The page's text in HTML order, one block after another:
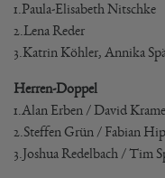
1.Paula-Elisabeth Nitschke
2.Lena Reder
3.Katrin Köhler, Annika
Herren-Doppel
1.Alan Erben / David
2.Steffen Grün / Fabian
3.Joshua Redelbach / Tim